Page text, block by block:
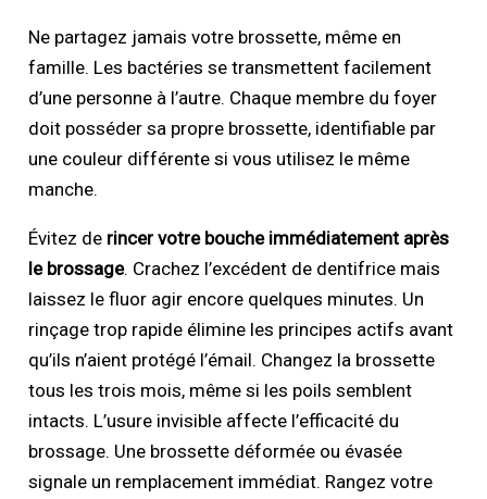
Ne partagez jamais votre brossette, même en
famille. Les bactéries se transmettent facilement
d’une personne à l’autre. Chaque membre du foyer
doit posséder sa propre brossette, identifiable par
une couleur différente si vous utilisez le même
manche.
Évitez de rincer votre bouche immédiatement après
le brossage. Crachez l’excédent de dentifrice mais
laissez le fluor agir encore quelques minutes. Un
rinçage trop rapide élimine les principes actifs avant
qu’ils n’aient protégé l’émail. Changez la brossette
tous les trois mois, même si les poils semblent
intacts. L’usure invisible affecte l’efficacité du
brossage. Une brossette déformée ou évasée
signale un remplacement immédiat. Rangez votre